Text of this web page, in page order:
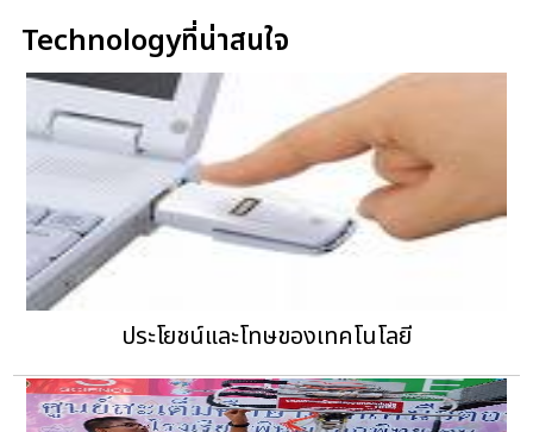
Technologyที่น่าสนใจ
ประโยชน์และโทษของเทคโนโลยี